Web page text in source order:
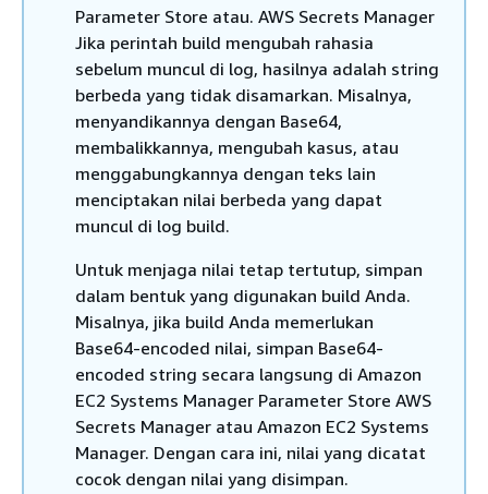
Parameter Store atau. AWS Secrets Manager
Jika perintah build mengubah rahasia
sebelum muncul di log, hasilnya adalah string
berbeda yang tidak disamarkan. Misalnya,
menyandikannya dengan Base64,
membalikkannya, mengubah kasus, atau
menggabungkannya dengan teks lain
menciptakan nilai berbeda yang dapat
muncul di log build.
Untuk menjaga nilai tetap tertutup, simpan
dalam bentuk yang digunakan build Anda.
Misalnya, jika build Anda memerlukan
Base64-encoded nilai, simpan Base64-
encoded string secara langsung di Amazon
EC2 Systems Manager Parameter Store AWS
Secrets Manager atau Amazon EC2 Systems
Manager. Dengan cara ini, nilai yang dicatat
cocok dengan nilai yang disimpan.